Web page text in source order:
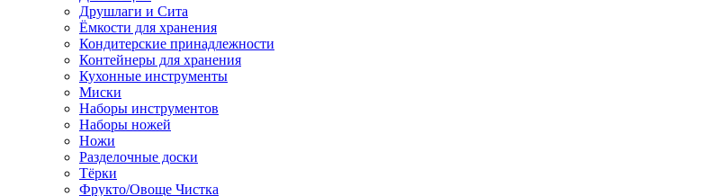
Друшлаги и Сита
Ёмкости для хранения
Кондитерские принадлежности
Контейнеры для хранения
Кухонные инструменты
Миски
Наборы инструментов
Наборы ножей
Ножи
Разделочные доски
Тёрки
Фрукто/Овоще Чистка